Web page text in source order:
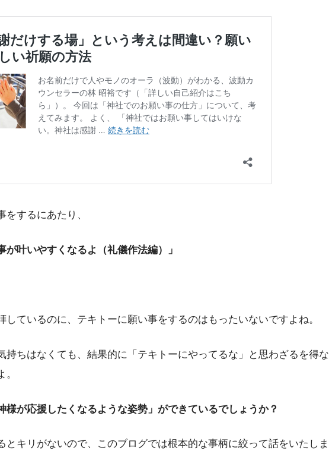
するにあたり、
が叶いやすくなるよ（礼儀作法編）」
しているのに、テキトーに願い事をするのはもったいないですよね。
持ちはなくても、結果的に「テキトーにやってるな」と思わざるを得な
様が応援したくなるような姿勢」ができているでしょうか？
とキリがないので、このブログでは根本的な事柄に絞って話をいたしま